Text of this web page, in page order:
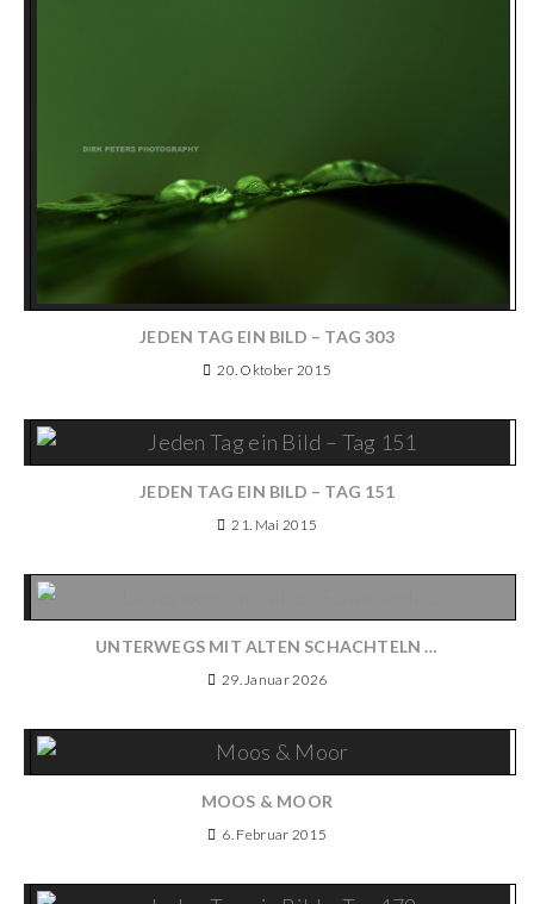
JEDEN TAG EIN BILD – TAG 303
20. Oktober 2015
JEDEN TAG EIN BILD – TAG 151
21. Mai 2015
UNTERWEGS MIT ALTEN SCHACHTELN …
29. Januar 2026
MOOS & MOOR
6. Februar 2015